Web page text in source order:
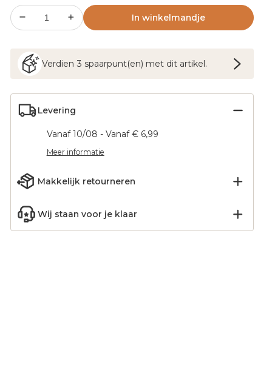
In winkelmandje
Verdien 3 spaarpunt(en) met dit artikel.
Levering
Vanaf 10/08 - Vanaf € 6,99
Meer informatie
Makkelijk retourneren
Wij staan voor je klaar